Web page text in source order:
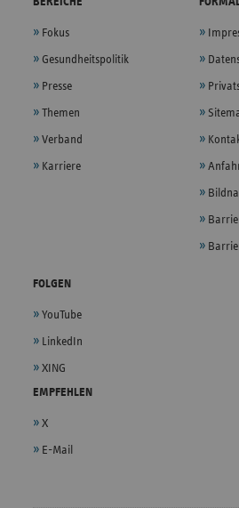
Fokus
Gesundheitspolitik
Presse
Themen
Verband
Karriere
FOLGEN
YouTube
LinkedIn
XING
EMPFEHLEN
X
E-Mail